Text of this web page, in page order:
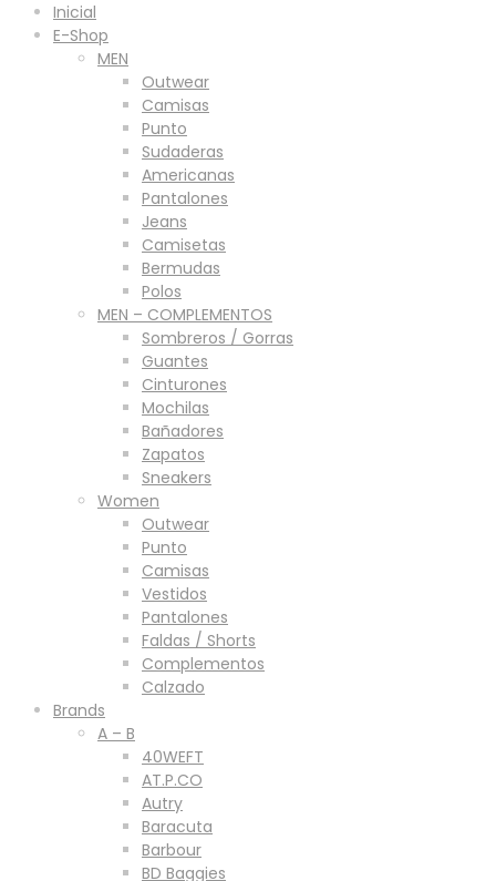
Inicial
E-Shop
MEN
Outwear
Camisas
Punto
Sudaderas
Americanas
Pantalones
Jeans
Camisetas
Bermudas
Polos
MEN – COMPLEMENTOS
Sombreros / Gorras
Guantes
Cinturones
Mochilas
Bañadores
Zapatos
Sneakers
Women
Outwear
Punto
Camisas
Vestidos
Pantalones
Faldas / Shorts
Complementos
Calzado
Brands
A – B
40WEFT
AT.P.CO
Autry
Baracuta
Barbour
BD Baggies